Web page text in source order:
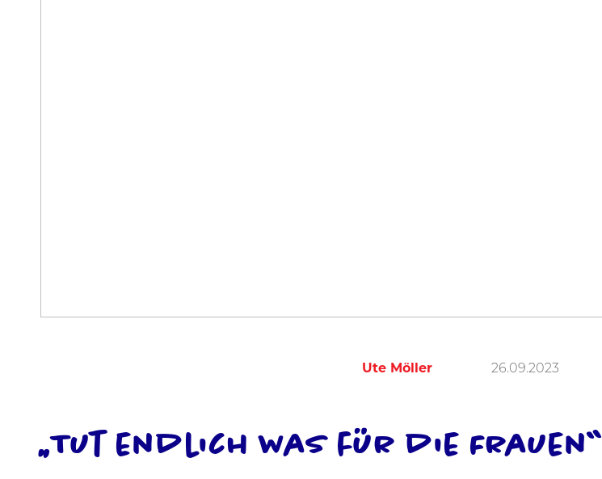
Ute Möller 26.09.2023
„Tut endlich was für die Frauen“